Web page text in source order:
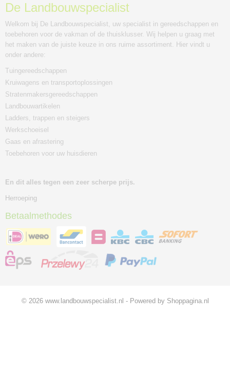
De Landbouwspecialist
Welkom bij De Landbouwspecialist, uw specialist in gereedschappen en
toebehoren voor de vakman of de thuisklusser. Wij helpen u graag met
het maken van de juiste keuze in ons ruime assortiment. Hier vindt u
onder andere:
Tuingereedschappen
Kruiwagens en transportoplossingen
Stratenmakersgereedschappen
Landbouwartikelen
Ladders, trappen en steigers
Werkschoeisel
Gaas en afrastering
Toebehoren voor uw huisdieren
En dit alles tegen een zeer scherpe prijs.
Herroeping
Betaalmethodes
© 2026 www.landbouwspecialist.nl - Powered by Shoppagina.nl